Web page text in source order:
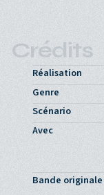
Crédits
Réalisation
Genre
Scénario
Avec
Bande originale